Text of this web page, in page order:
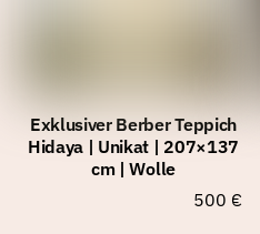
Exklusiver Berber Teppich
Hidaya | Unikat | 207×137
cm | Wolle
500 €